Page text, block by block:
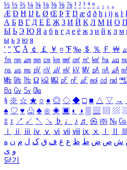
½ ⅓ ⅔ ¼ ¾ ⅛ ⅜ ⅝ ⅞ ¹ ² ³ ⁴ ⁿ ₁ ₂ ₃ ₄
Æ Ð Ħ Ĳ Ł Ø Œ Þ Ŧ Ŋ æ đ ð ħ ı ĳ ĸ ŀ ł
А Б В Г Д Е Ё Ж З И Й К Л М Н О П
Ы Ь Э Ю Я а б в г д е ё ж з и й к л м
ы ь э ю я
′ ″ ℃ Å ￠ ￡ ￥ ¤ ℉ ‰ ＄ ％ Ｆ ￦
㎙ ㎚ ㎛ ㎜ ㎝ ㎞ ㎟ ㎠ ㎡ ㎢ ㏊ ㎍
㎱ ㎲ ㎳ ㎴ ㎵ ㎶ ㎷ ㎸ ㎹ ㎀ ㎁ ㎂
㎒ ㎓ ㎔ Ω ㏀ ㏁ ㎊ ㎋ ㎌ ㏖ ㏅ ㎭ ㎮
㏃ ㏉ ㏜ ㏆
§ ※ ☆ ★ ○ ● ◎ ◇ ◆ □ ■ △ ▽ →
♠ ♡ ♥ ♧ ♣ ⊙ ◈ ▣ ◐ ◑ ▒ ▤ ▨
‡ ↕ ↗ ↙ ↖ ↘ ♭ ♩ ♪ ♬ ㉿ ㈜ № ㏇
ⅰ
ⅱ ⅲ ⅳ ⅴ ⅵ ⅶ ⅷ ⅸ ⅹ
ش ص ض ط ظ ع غ ف ق ک ل م ن ه
و ی
닫기